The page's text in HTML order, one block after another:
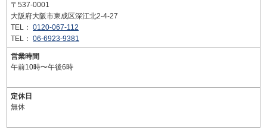
〒537-0001
大阪府大阪市東成区深江北2-4-27
TEL： 0120-067-112
TEL： 06-6923-9381
営業時間
午前10時〜午後6時
定休日
無休